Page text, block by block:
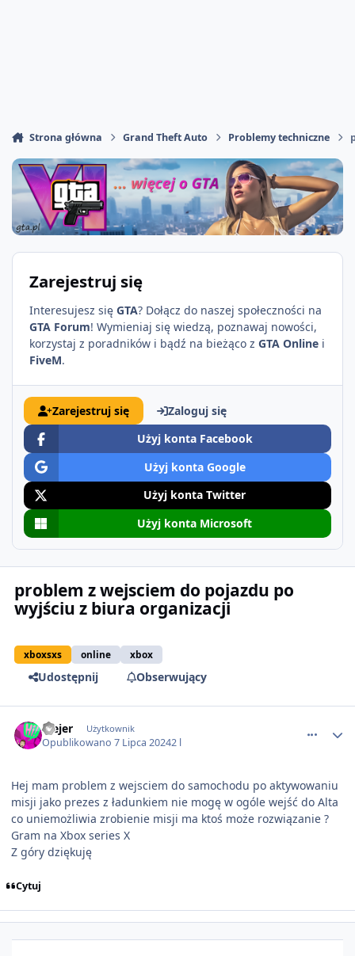
Strona główna Grand Theft Auto Problemy techniczne
Zarejestruj się
Interesujesz się GTA? Dołącz do naszej społeczności na
GTA Forum! Wymieniaj się wiedzą, poznawaj nowości,
korzystaj z poradników i bądź na bieżąco z GTA Online i
FiveM.
Zarejestruj się
Zaloguj się
Użyj konta Facebook
Użyj konta Google
Użyj konta Twitter
Użyj konta Microsoft
problem z wejsciem do pojazdu po
wyjściu z biura organizacji
xboxsxs online xbox
Udostępnij Obserwujący
Plejer Użytkownik
Opublikowano7 Lipca 20242 l
Hej mam problem z wejsciem do samochodu po aktywowaniu
misji jako prezes z ładunkiem nie mogę w ogóle wejść do Alta
co uniemożliwia zrobienie misji ma ktoś może rozwiązanie ?
Gram na Xbox series X
Z góry dziękuję
Cytuj